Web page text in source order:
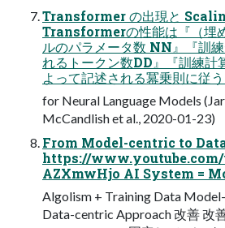
Transformer の出現と
Transformerの性能は『（埋
ルのパラメータ数 NN』『訓
れるトークン数DD』『訓練計
よって記述される冪乗則に
for Neural Language Models
McCandlish et al., 2020-01-23)
From Model-centric to
https://
AZXmwHjo AI System =
Algolism + Training Data
Data-centric Approach 改善 改